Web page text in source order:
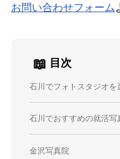
お問い合わせフォーム
📖 目次
石川でフォトスタジオを
石川でおすすめの就活
金沢写真院